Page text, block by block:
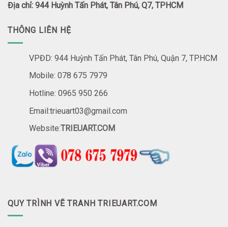
Địa chỉ: 944 Huỳnh Tấn Phát, Tân Phú, Q7, TPHCM
THÔNG LIÊN HỆ
VPĐD: 944 Huỳnh Tấn Phát, Tân Phú, Quận 7, TP.HCM
Mobile: 078 675 7979
Hotline: 0965 950 266
Email:trieuart03@gmail.com
Website:TRIEUART.COM
QUY TRÌNH VẼ TRANH TRIEUART.COM